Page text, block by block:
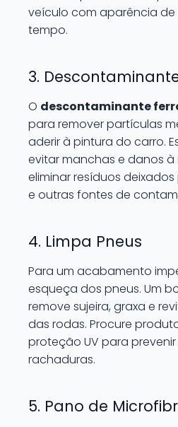
veículo com aparência de
tempo.
3.
O descontaminante
para remover partículas
aderir à pintura do carro.
evitar manchas e danos
eliminar resíduos
e outras fontes de
4. Limpa Pneus
Para um acabamento
esqueça dos pneus. Um
remove sujeira, graxa e
das rodas. Procure
proteção UV para
rachaduras.
5. Pano de